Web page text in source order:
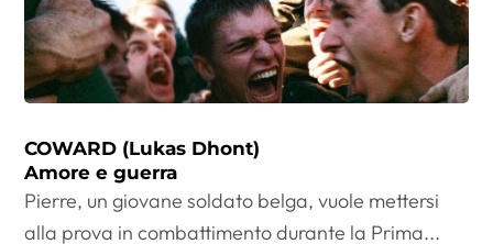
COWARD (Lukas Dhont)
Amore e guerra
Pierre, un giovane soldato belga, vuole mettersi
alla prova in combattimento durante la Prima...